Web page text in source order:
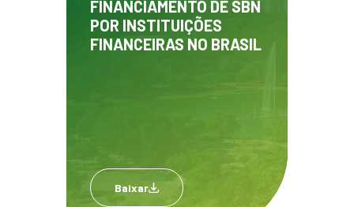
FINANCIAMENTO DE SBN
POR INSTITUIÇÕES
FINANCEIRAS NO BRASIL
Baixar